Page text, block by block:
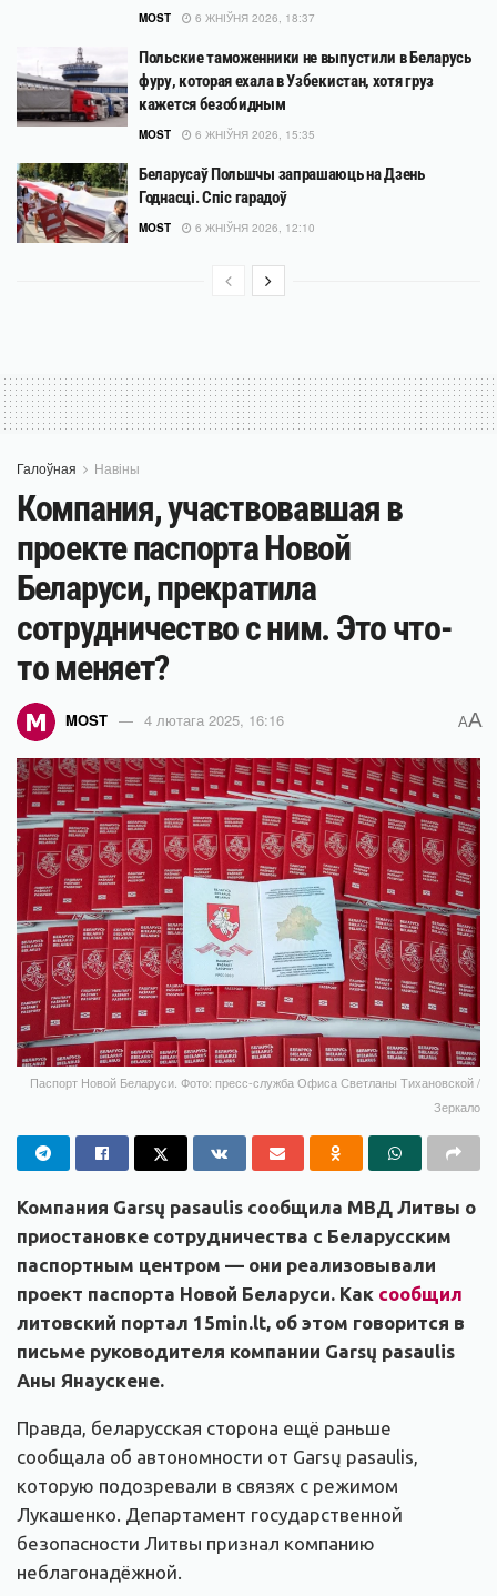
MOST 6 ЖНІЎНЯ 2026, 18:37
Польские таможенники не выпустили в Беларусь
фуру, которая ехала в Узбекистан, хотя груз
кажется безобидным
MOST 6 ЖНІЎНЯ 2026, 15:35
Беларусаў Польшчы запрашаюць на Дзень
Годнасці. Спіс гарадоў
MOST 6 ЖНІЎНЯ 2026, 12:10
Галоўная Навіны
Компания, участвовавшая в
проекте паспорта Новой
Беларуси, прекратила
сотрудничество с ним. Это что-
то меняет?
MOST 4 лютага 2025, 16:16 AA
Паспорт Новой Беларуси. Фото: пресс-служба Офиса Светланы Тихановской /
Зеркало
Компания Garsų pasaulis сообщила МВД Литвы о
приостановке сотрудничества с Беларусским
паспортным центром — они реализовывали
проект паспорта Новой Беларуси. Как сообщил
литовский портал 15min.lt, об этом говорится в
письме руководителя компании Garsų pasaulis
Аны Янаускене.
Правда, беларусская сторона ещё раньше
сообщала об автономности от Garsų pasaulis,
которую подозревали в связях с режимом
Лукашенко. Департамент государственной
безопасности Литвы признал компанию
неблагонадёжной.